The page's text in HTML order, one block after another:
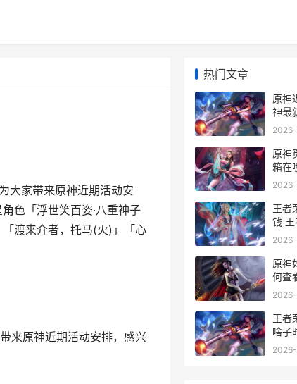
大家带来原神近期活动安
色「浮世笑百姿·八重神子
渡来介者，托马(火)」「心
来原神近期活动安排，感兴
热门文章
原神
神最
原神
箱在
王者
钱 王
充多
原神
何查
王者
啥子
耀战